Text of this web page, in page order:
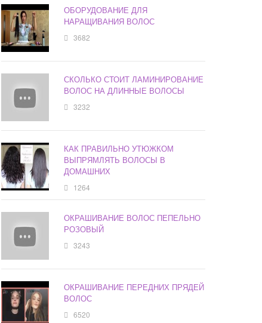
ОБОРУДОВАНИЕ ДЛЯ
НАРАЩИВАНИЯ ВОЛОС
3682
СКОЛЬКО СТОИТ ЛАМИНИРОВАНИЕ
ВОЛОС НА ДЛИННЫЕ ВОЛОСЫ
3232
КАК ПРАВИЛЬНО УТЮЖКОМ
ВЫПРЯМЛЯТЬ ВОЛОСЫ В
ДОМАШНИХ
1264
ОКРАШИВАНИЕ ВОЛОС ПЕПЕЛЬНО
РОЗОВЫЙ
3243
ОКРАШИВАНИЕ ПЕРЕДНИХ ПРЯДЕЙ
ВОЛОС
6520